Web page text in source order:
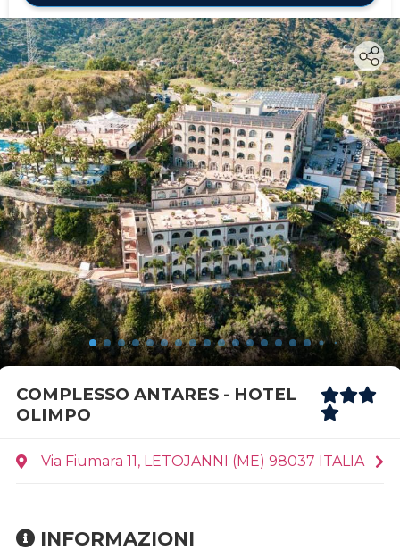
COMPLESSO ANTARES - HOTEL
OLIMPO
Via Fiumara 11, LETOJANNI (ME) 98037 ITALIA
INFORMAZIONI